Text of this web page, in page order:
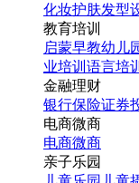
蓝色卡通手绘风考研
招生宣传海报
化妆护肤发型
教育培训
启蒙早教幼儿
业培训 语言培训
金融理财
银行保险证券
电商微商
电商微商
亲子乐园